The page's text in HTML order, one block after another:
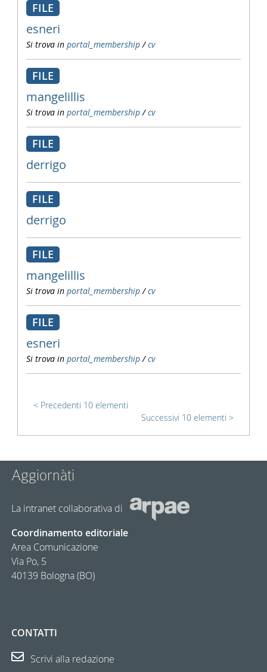
FILE
esneri
Si trova in portal_membership /cv
FILE
mangelillis
Si trova in portal_membership /cv
FILE
derrigo
FILE
derrigo
FILE
mangelillis
Si trova in portal_membership /cv
FILE
esneri
Si trova in portal_membership /cv
Precedenti 10 elementi
Successivi 10 elementi
Aggiornàti
La intranet collaborativa di
Coordinamento editoriale
Area Comunicazione
Via Po, 5
40139 Bologna (BO)
CONTATTI
Scrivi alla redazione